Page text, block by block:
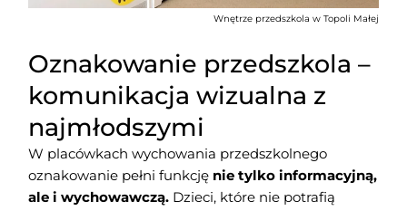
Wnętrze przedszkola w Topoli Małej
Oznakowanie przedszkola –
komunikacja wizualna z
najmłodszymi
W placówkach wychowania przedszkolnego
oznakowanie pełni funkcję nie tylko informacyjną,
ale i wychowawczą.Dzieci, które nie potrafią